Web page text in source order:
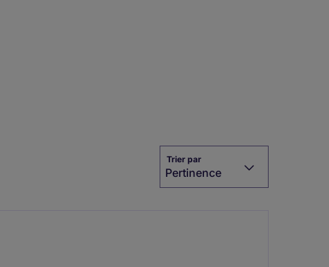
Trier par
Pertinence